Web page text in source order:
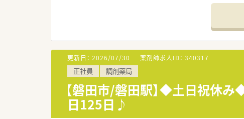
■会社設立は1993年ですが母体は
■「緑の葉」を意味する社名の通り
す。
■早くから在宅業務にも注力してお
す。
【求人情報について】
■正社員の勤務薬剤師として想定年
■住宅補助制度として単身者限定で
■入社時期は都度相談可能となってお
更新日： 2026/07/30 薬剤師求人ID： 340317
正社員 調剤薬局
【磐田市/磐田駅】◆土日祝休み
日125日♪